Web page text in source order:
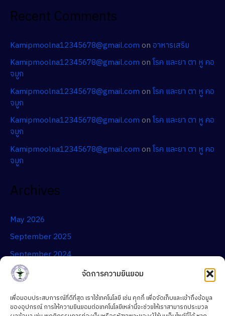
จัดการความยินยอม
เพื่อมอบประสบการณ์ที่ดีที่สุด เราใช้เทคโนโลยี เช่น คุกกี้ เพื่อจัดเก็บและเข้าถึงข้อมูล
ของอุปกรณ์ การให้ความยินยอมต่อเทคโนโลยีเหล่านี้จะช่วยให้เราสามารถประมวล
Recent Comments
Kamipmoolna12345678@gmail.com on อาหารเสริม
Kamipmoolna12345678@gmail.com onโรค และยา ตา หู คอ
จมูก
Kamipmoolna12345678@gmail.com onโรค และยา ตา หู คอ
จมูก
Kamipmoolna12345678@gmail.com onโรค และยา ตา หู คอ
จมูก
Kamipmoolna12345678@gmail.com onโรค และยา ตา หู คอ
จมูก
Archives
May 2026
September 2025
September 2024
Categories
สาระความรู้